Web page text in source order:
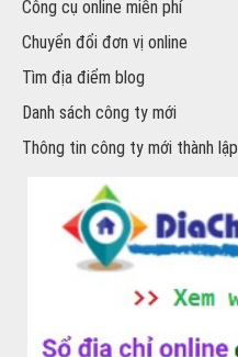
Công cụ online miễn phí
Chuyển đổi đơn vị online
Tìm địa điểm blog
Danh sách công ty mới
Thông tin công ty mới thành lập